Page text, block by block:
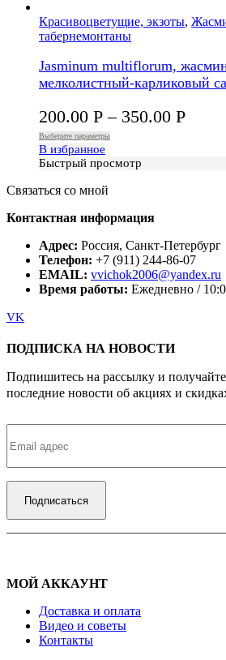
Красивоцветущие, экзоты,
табернемонтаны
Jasminum multiflorum,
мелколистный-карликовый
200.00 Р – 350.00 Р
Выберите параметры
В избранное
Быстрый просмотр
Связаться со мной
Контактная информация
Адрес: Россия, Санкт-Петербург
Телефон: +7 (911) 244-86-07
EMAIL: vvichok2006@yandex.ru
Время работы: Ежедневно /
VK
ПОДПИСКА НА НОВОСТИ
Подпишитесь на рассылку и получайте
последние новости об акциях и
МОЙ АККАУНТ
Доставка и оплата
Видео и советы
Контакты